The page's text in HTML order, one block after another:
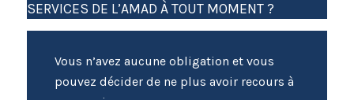
SERVICES DE L’AMAD À TOUT MOMENT ?
Vous n’avez aucune obligation et vous
pouvez décider de ne plus avoir recours à